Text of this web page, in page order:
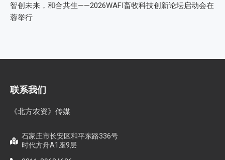
智创未来，和合共生——2026WAFI畜牧科技创新论坛启动会在
蓉举行
联系我们
《北方农资》传媒
石家庄市长安区和平东路336号
时代方舟A1座9层